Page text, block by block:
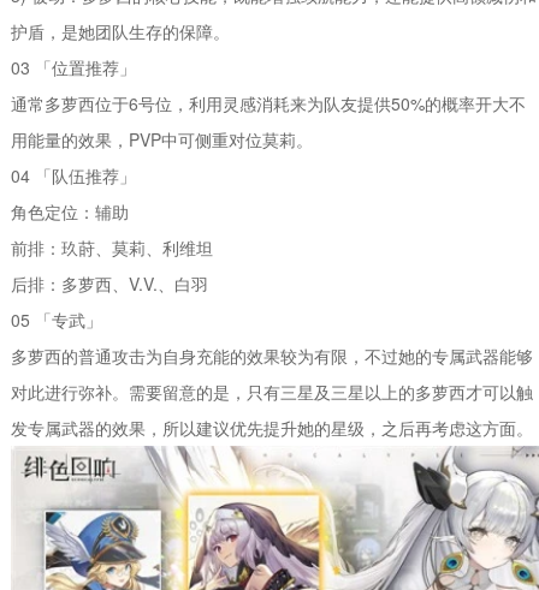
护盾，是她团队生存的保障。
03 「位置推荐」
通常多萝西位于6号位，利用灵感消耗来为队友提供50%的概率开大不
用能量的效果，PVP中可侧重对位莫莉。
04 「队伍推荐」
角色定位：辅助
前排：玖莳、莫莉、利维坦
后排：多萝西、V.V.、白羽
05 「专武」
多萝西的普通攻击为自身充能的效果较为有限，不过她的专属武器能够
对此进行弥补。需要留意的是，只有三星及三星以上的多萝西才可以触
发专属武器的效果，所以建议优先提升她的星级，之后再考虑这方面。